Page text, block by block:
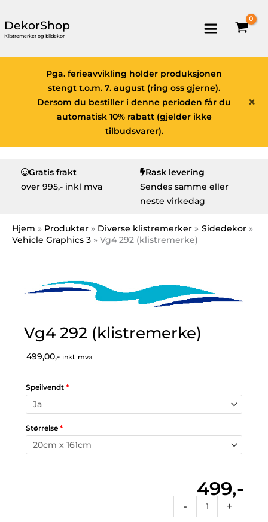
DekorShop
Klistremerker og bildekor
×
Pga. ferieavvikling holder produksjonen
stengt t.o.m. 7. august (ring oss gjerne).
Dersom du bestiller i denne perioden får du
automatisk 10% rabatt (gjelder ikke
tilbudsvarer).
Gratis frakt
over 995,- inkl mva
Rask levering
Sendes samme eller
neste virkedag
Hjem Produkter Diverse klistremerker
Sidedekor
Vehicle Graphics 3
Vg4 292 (klistremerke)
Vg4 292 (klistremerke)
499,00,- inkl. mva
Speilvendt *
Størrelse *
499,-
-
292
+